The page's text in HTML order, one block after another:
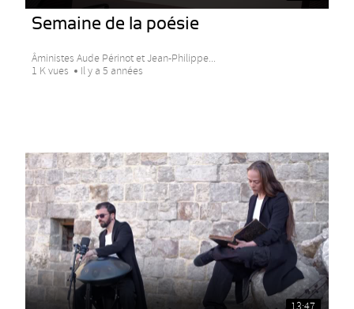
Semaine de la poésie
Âministes Aude Périnot et Jean-Philippe...
1 K vues
Il y a 5 années